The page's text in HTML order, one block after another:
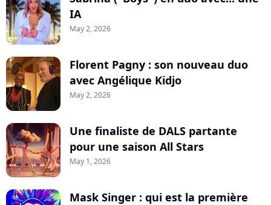
IA
May 2, 2026
Florent Pagny : son nouveau duo
avec Angélique Kidjo
May 2, 2026
Une finaliste de DALS partante
pour une saison All Stars
May 1, 2026
Mask Singer : qui est la première